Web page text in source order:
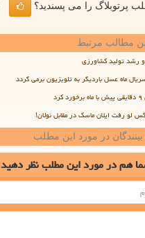
پرتوبلاگ را می پسندید؟
مطالب مرتبط
رشد تولید کشاورزی
ماه عسل باردیگر به تلویزیون برمی گردد
لو رفت ایلان ماسک در مقابل نولان!
در مورد این مطلب
همدر مورد این مطلبنظر دهید